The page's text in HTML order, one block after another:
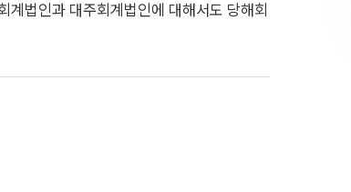
법인과 대주회계법인에 대해서도 당해회